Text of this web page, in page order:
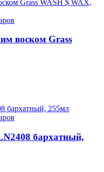
воском Grass
бархатный,